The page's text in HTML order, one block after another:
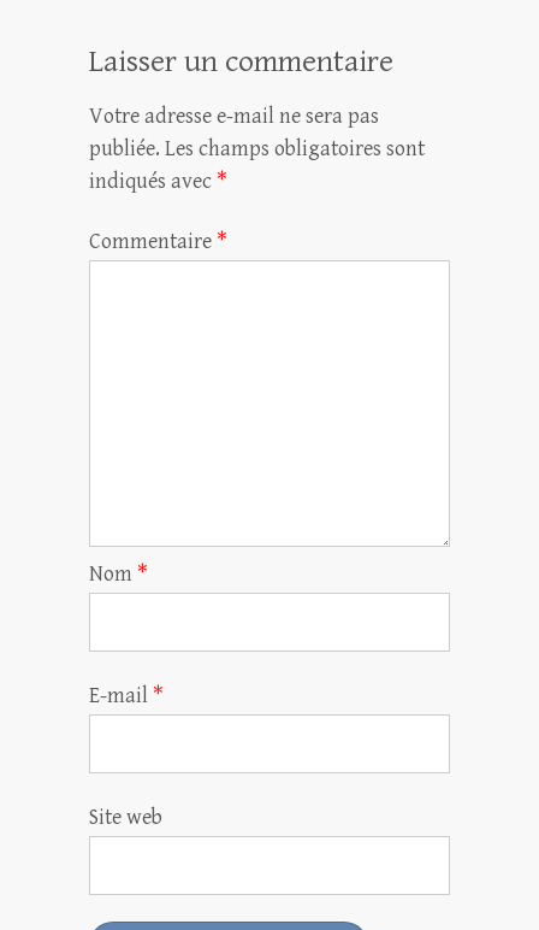
Laisser un commentaire
Votre adresse e-mail ne sera pas
publiée. Les champs obligatoires sont
indiqués avec *
Commentaire *
Nom *
E-mail *
Site web